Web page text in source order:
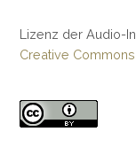
Lizenz der Audio-
Creative